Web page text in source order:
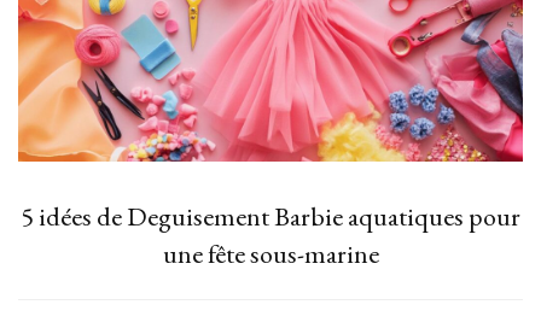
5 idées de Deguisement Barbie aquatiques pour
une fête sous-marine